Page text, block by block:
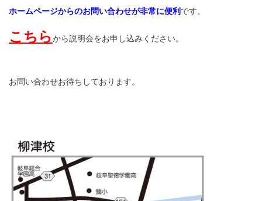
ホームページからのお問い合わせが非常に便利 です。
こちらから説明会をお申し込みください。
お問い合わせお待ちしております。